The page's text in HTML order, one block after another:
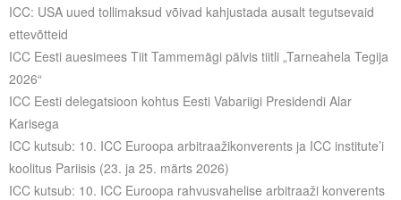
ICC: USA uued tollimaksud võivad kahjustada ausalt tegutsevaid
ettevõtteid
ICC Eesti auesimees Tiit Tammemägi pälvis tiitli „Tarneahela Tegija
2026“
ICC Eesti delegatsioon kohtus Eesti Vabariigi Presidendi Alar
Karisega
ICC kutsub: 10. ICC Euroopa arbitraažikonverents ja ICC institute’i
koolitus Pariisis (23. ja 25. märts 2026)
ICC kutsub: 10. ICC Euroopa rahvusvahelise arbitraaži konverents